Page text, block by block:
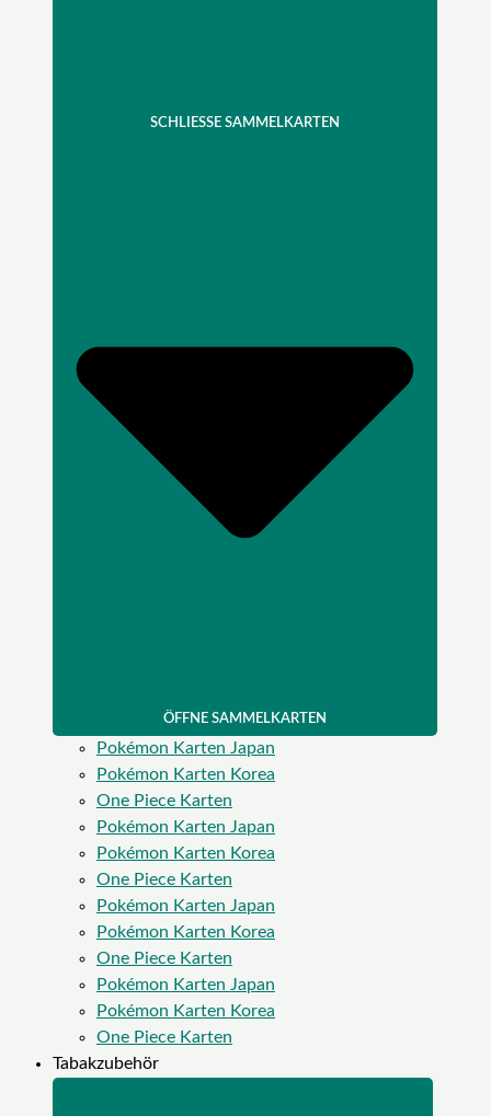
SCHLIESSE SAMMELKARTEN
ÖFFNE SAMMELKARTEN
Pokémon Karten Japan
Pokémon Karten Korea
One Piece Karten
Pokémon Karten Japan
Pokémon Karten Korea
One Piece Karten
Pokémon Karten Japan
Pokémon Karten Korea
One Piece Karten
Pokémon Karten Japan
Pokémon Karten Korea
One Piece Karten
Tabakzubehör